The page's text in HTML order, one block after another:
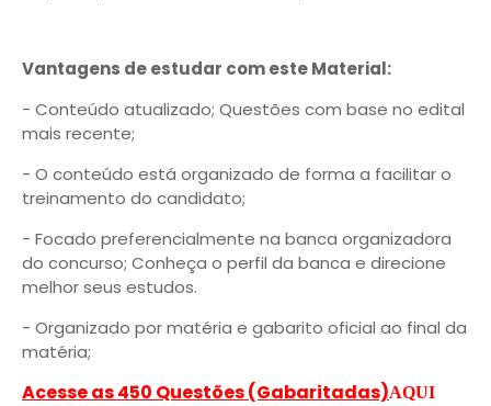
Vantagens de estudar com este Material:
- Conteúdo atualizado; Questões com base no edital
mais recente;
- O conteúdo está organizado de forma a facilitar o
treinamento do candidato;
- Focado preferencialmente na banca organizadora
do concurso; Conheça o perfil da banca e direcione
melhor seus estudos.
- Organizado por matéria e gabarito oficial ao final da
matéria;
Acesse as 450 Questões (Gabaritadas)AQUI